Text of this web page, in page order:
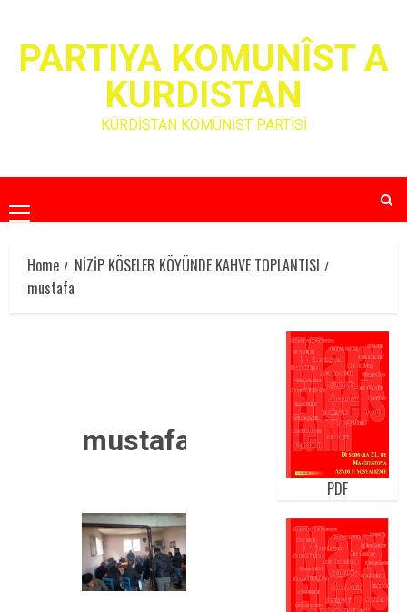
contentPARTIYA KOMUNÎST A
KURDISTAN
KÜRDİSTAN KOMÜNİST PARTİSİ
Primary
Menu
Home
NİZİP KÖSELER KÖYÜNDE KAHVE TOPLANTISI
mustafa
mustafa
PDF